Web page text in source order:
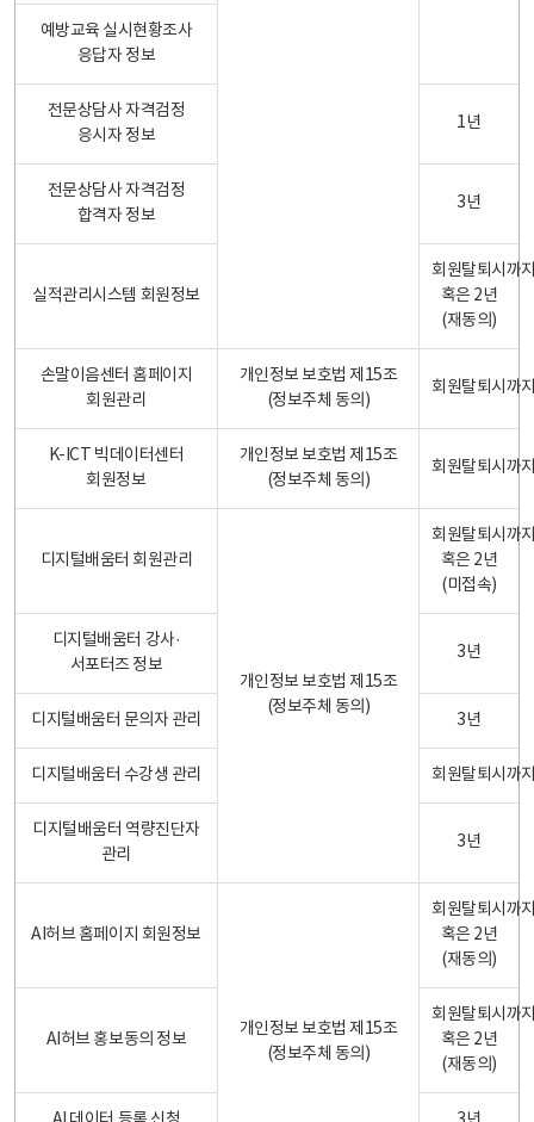
예방교육 실시현황조사
응답자 정보
전문상담사 자격검정
응시자 정보
1년
전문상담사 자격검정
합격자 정보
3년
실적관리시스템 회원정보
회원탈퇴시까
혹은 2년
(재동의)
손말이음센터 홈페이지
회원관리
개인정보 보호법 제15조
(정보주체 동의)
회원탈퇴시까
K-ICT 빅데이터센터
회원정보
개인정보 보호법 제15조
(정보주체 동의)
회원탈퇴시까
디지털배움터 회원관리
개인정보 보호법 제15조
(정보주체 동의)
회원탈퇴시까
혹은 2년
(미접속)
디지털배움터 강사·
서포터즈 정보
3년
디지털배움터 문의자 관리 3년
디지털배움터 수강생 관리 회원탈퇴시까
디지털배움터 역량진단자
관리
3년
AI허브 홈페이지 회원정보
개인정보 보호법 제15조
(정보주체 동의)
회원탈퇴시까
혹은 2년
(재동의)
AI허브 홍보동의 정보
회원탈퇴시까
혹은 2년
(재동의)